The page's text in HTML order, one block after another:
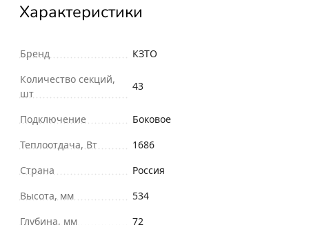
Характеристики
Бренд
КЗТО
Количество секций,
шт
43
Подключение
Боковое
Теплоотдача, Вт
1686
Страна
Россия
Высота, мм
534
Глубина, мм
72